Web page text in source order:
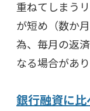
重ねてしまう
が短め（数か
為、毎月の返
なる場合があり
銀行融資に